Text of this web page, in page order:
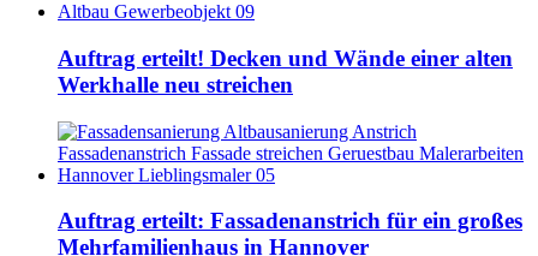
Auftrag erteilt! Decken und Wände einer alten
Werkhalle neu streichen
Auftrag erteilt: Fassadenanstrich für ein großes
Mehrfamilienhaus in Hannover